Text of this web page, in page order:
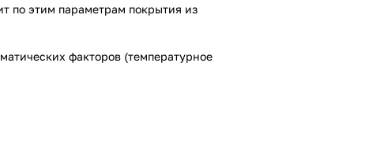
по этим параметрам покрытия из
факторов (температурное